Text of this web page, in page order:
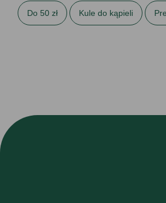
Do 50 zł Kule do kąpieli